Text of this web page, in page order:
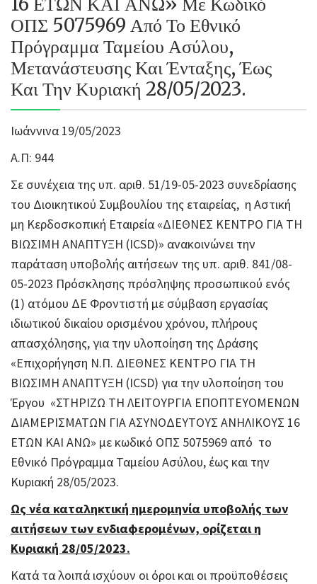
ΟΠΣ 5075969 Από Το Εθνικό
Πρόγραμμα Ταμείου Ασύλου,
Μετανάστευσης Και Ένταξης, Έως
Και Την Κυριακή 28/05/2023.
Ιωάννινα 19/05/2023
Α.Π: 944
Σε συνέχεια της υπ. αριθ. 51/19-05-2023 συνεδρίασης
του Διοικητικού Συμβουλίου της εταιρείας, η Αστική
μη Κερδοσκοπική Εταιρεία «ΔΙΕΘΝΕΣ ΚΕΝΤΡΟ ΓΙΑ ΤΗ
ΒΙΩΣΙΜΗ ΑΝΑΠΤΥΞΗ (ICSD)» ανακοινώνει την
παράταση υποβολής αιτήσεων της υπ. αριθ. 841/08-
05-2023 Πρόσκλησης πρόσληψης προσωπικού ενός
(1) ατόμου ΔΕ Φροντιστή με σύμβαση εργασίας
ιδιωτικού δικαίου ορισμένου χρόνου, πλήρους
απασχόλησης, για την υλοποίηση της Δράσης
«Επιχορήγηση Ν.Π. ΔΙΕΘΝΕΣ ΚΕΝΤΡΟ ΓΙΑ ΤΗ
ΒΙΩΣΙΜΗ ΑΝΑΠΤΥΞΗ (ICSD) για την υλοποίηση του
Έργου «ΣΤΗΡΙΖΩ ΤΗ ΛΕΙΤΟΥΡΓΙΑ ΕΠΟΠΤΕΥΟΜΕΝΩΝ
ΔΙΑΜΕΡΙΣΜΑΤΩΝ ΓΙΑ ΑΣΥΝΟΔΕΥΤΟΥΣ ΑΝΗΛΙΚΟΥΣ 16
ΕΤΩΝ ΚΑΙ ΑΝΩ» με κωδικό ΟΠΣ 5075969 από το
Εθνικό Πρόγραμμα Ταμείου Ασύλου, έως και την
Κυριακή 28/05/2023.
Ως νέα καταληκτική ημερομηνία υποβολής των
αιτήσεων των ενδιαφερομένων, ορίζεται η
Κυριακή 28/05/2023.
Κατά τα λοιπά ισχύουν οι όροι και οι προϋποθέσεις